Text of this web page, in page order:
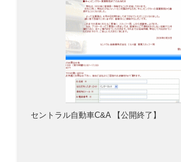
セントラル自動車C&A 【公開終了】